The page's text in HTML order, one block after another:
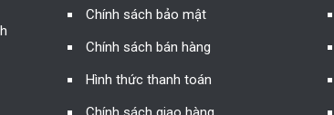
Chính sách bảo mật
Chính sách bán hàng
Hình thức thanh toán